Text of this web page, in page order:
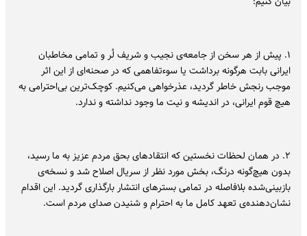
۱. پیش از هر سخن از جامعه‌ی نجیب و شریف لُر و تمامی مخاطبان
ایرانی بابت هرگونه برداشت یا سوءتفاهمی که در صحنه‌ای از این اثر
موجب رنجش خاطر گردید، عذرخواهی می‌کنیم. کوچک‌ترین بی‌احترامی به
هیچ قوم ایرانی، در اندیشه و نیت ما وجود نداشته و ندارد.
۲. در همان لحظات نخستین که انتقادهای بحق مردم عزیز به ما رسید،
بدون هیچ‌گونه درنگ، بخش مورد نظر از سریال اصلاح شد و نسخه‌ی
بازبینی‌شده بلافاصله در تمامی بسترهای انتشار بارگذاری گردید. این اقدام
نشان‌دهنده‌ی تعهد کامل ما به احترام و شنیدن صدای مردم است.